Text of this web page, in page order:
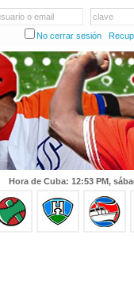
o email
clave
No cerrar sesión
Hora de Cuba: 12:53 PM,